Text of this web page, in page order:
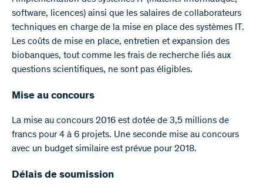
software, licences) ainsi que les salaires de collaborateurs
techniques en charge de la mise en place des systèmes IT.
Les coûts de mise en place, entretien et expansion des
biobanques, tout comme les frais de recherche liés aux
questions scientifiques, ne sont pas éligibles.
Mise au concours
La mise au concours 2016 est dotée de 3,5 millions de
francs pour 4 à 6 projets. Une seconde mise au concours
avec un budget similaire est prévue pour 2018.
Délais de soumission